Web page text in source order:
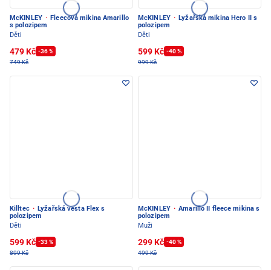
McKINLEY · Fleecová mikina Amarillo
s polozipem
Děti
479 Kč -36 %
749 Kč
McKINLEY · Lyžařská mikina Hero II s
polozipem
Děti
599 Kč -40 %
999 Kč
Killtec · Lyžařská vesta Flex s
polozipem
Děti
599 Kč -33 %
899 Kč
McKINLEY · Amarillo II fleece mikina s
polozipem
Muži
299 Kč -40 %
499 Kč